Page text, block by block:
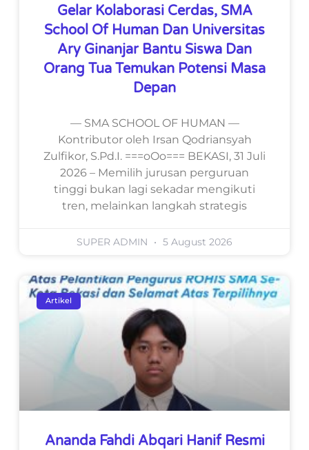
Gelar Kolaborasi Cerdas, SMA
School Of Human Dan Universitas
Ary Ginanjar Bantu Siswa Dan
Orang Tua Temukan Potensi Masa
Depan
— SMA SCHOOL OF HUMAN —
Kontributor oleh Irsan Qodriansyah
Zulfikor, S.Pd.I. ===oOo=== BEKASI, 31 Juli
2026 – Memilih jurusan perguruan
tinggi bukan lagi sekadar mengikuti
tren, melainkan langkah strategis
SUPER ADMIN 5 August 2026
Artikel
Ananda Fahdi Abqari Hanif Resmi